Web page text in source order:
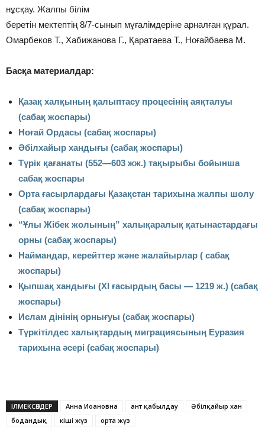
нұсқау. Жалпы білім
беретін мектептің 8/7-сынып мұғалімдеріне арналған құрал.
Омарбеков Т., Хабижанова Г., Қаратаева Т., Ноғайбаева М.
Басқа материалдар:
Қазақ халқының қалыптасу процесінің аяқталуы
(сабақ жоспары)
Ноғай Ордасы (сабақ жоспары)
Әбілхайыр хандығы (сабақ жоспары)
Түрiк қағанаты (552—603 жж.) тақырыбы бойынша
сабақ жоспары
Орта ғасырлардағы Қазақстан тарихына жалпы шолу
(сабақ жоспары)
“Ұлы Жібек жолының” халықаралық қатынастардағы
орны (сабақ жоспары)
Наймандар, керейттер және жалайырлар ( сабақ
жоспары)
Қыпшақ хандығы (ХI ғасырдың басы — 1219 ж.) (сабақ
жоспары)
Ислам дінінің орнығуы (сабақ жоспары)
Түркітілдес халықтардың миграциясының Еуразия
тарихына әсері (сабақ жоспары)
ІЛМЕКСӨЗДЕР Анна Иоановна ант қабылдау
Әбілқайыр хан
бодандық
кіші жүз орта жүз